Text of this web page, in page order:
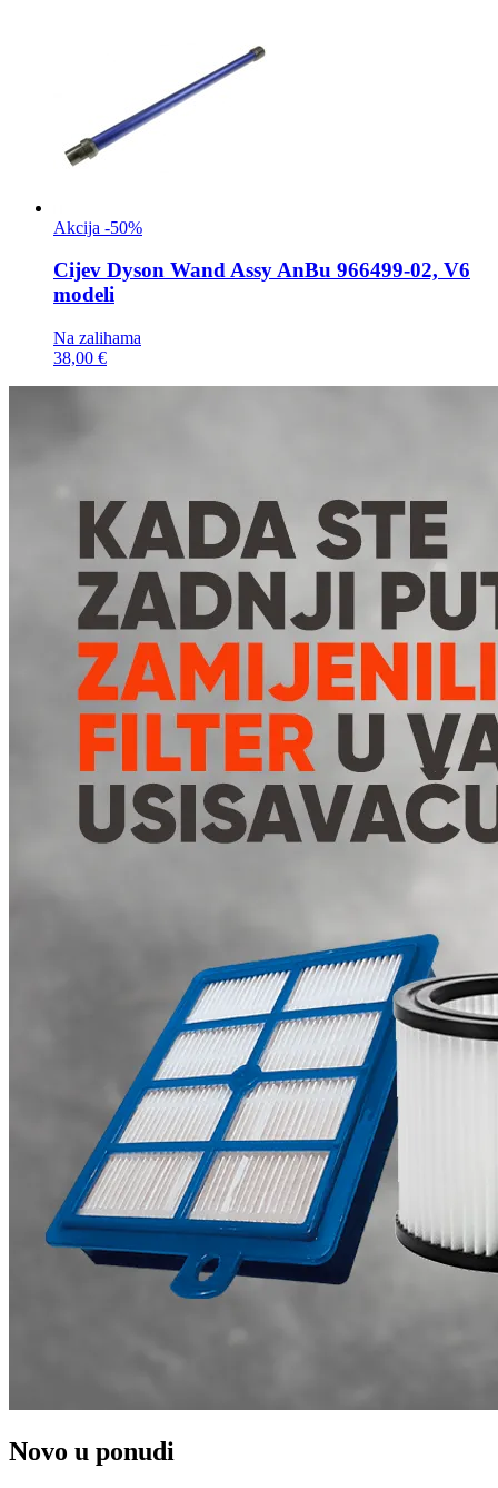
Akcija -50%
Cijev Dyson Wand Assy AnBu 966499-02, V6
modeli
Na zalihama
38,00 €
Novo u ponudi